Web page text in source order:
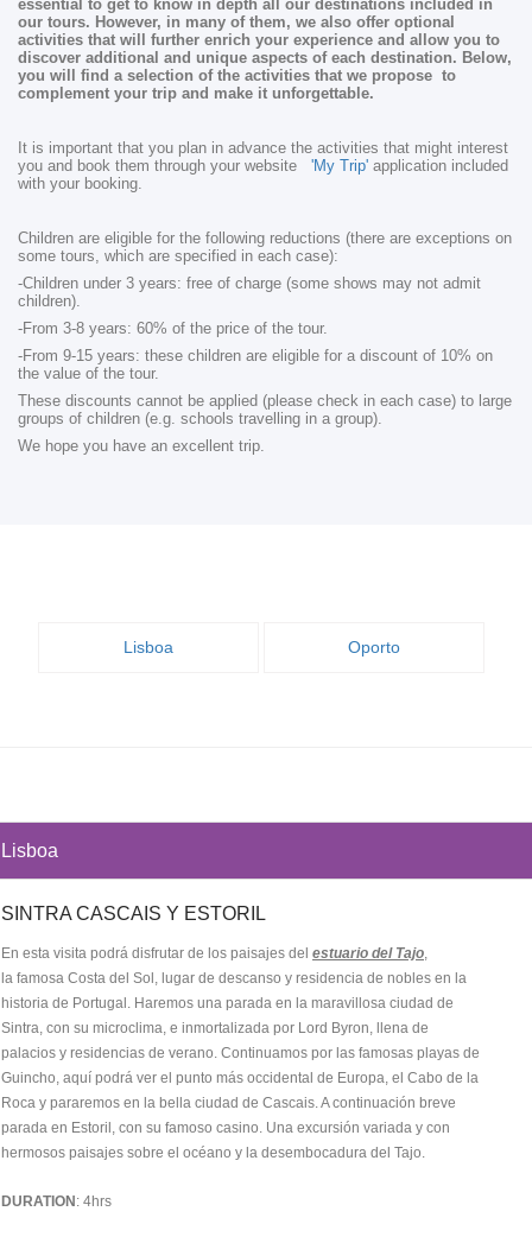
essential to get to know in depth all our destinations included in
our tours. However, in many of them, we also offer optional
activities that will further enrich your experience and allow you to
discover additional and unique aspects of each destination. Below,
you will find a selection of the activities that we propose to
complement your trip and make it unforgettable.
It is important that you plan in advance the activities that might interest
you and book them through your website 'My Trip' application included
with your booking.
Children are eligible for the following reductions (there are exceptions on
some tours, which are specified in each case):
-Children under 3 years: free of charge (some shows may not admit
children).
-From 3-8 years: 60% of the price of the tour.
-From 9-15 years: these children are eligible for a discount of 10% on
the value of the tour.
These discounts cannot be applied (please check in each case) to large
groups of children (e.g. schools travelling in a group).
We hope you have an excellent trip.
Lisboa Oporto
Lisboa
SINTRA CASCAIS Y ESTORIL
En esta visita podrá disfrutar de los paisajes del estuario del Tajo,
la famosa Costa del Sol, lugar de descanso y residencia de nobles en la
historia de Portugal. Haremos una parada en la maravillosa ciudad de
Sintra, con su microclima, e inmortalizada por Lord Byron, llena de
palacios y residencias de verano. Continuamos por las famosas playas de
Guincho, aquí podrá ver el punto más occidental de Europa, el Cabo de la
Roca y pararemos en la bella ciudad de Cascais. A continuación breve
parada en Estoril, con su famoso casino. Una excursión variada y con
hermosos paisajes sobre el océano y la desembocadura del Tajo.
DURATION : 4hrs